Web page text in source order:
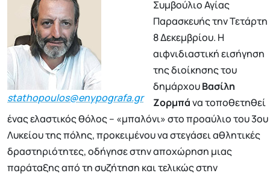
stathopoulos@enypografa.gr
Συμβούλιο Αγίας
Παρασκευής την Τετάρτη
8 Δεκεμβρίου. Η
αιφνιδιαστική εισήγηση
της διοίκησης του
δημάρχουΒασίλη
Ζορμπάνα τοποθετηθεί
ένας ελαστικός θόλος – «μπαλόνι» στο προαύλιο του 3ου
Λυκείου της πόλης, προκειμένου να στεγάσει αθλητικές
δραστηριότητες, οδήγησε στην αποχώρηση μιας
παράταξης από τη συζήτηση και τελικώς στην